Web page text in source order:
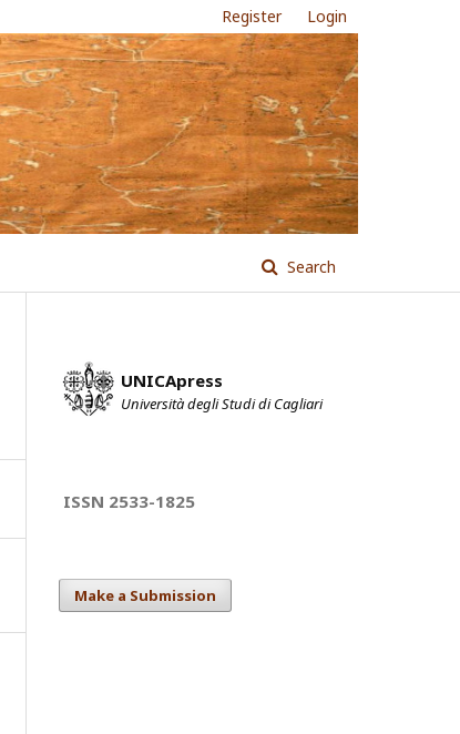
Search
Register Login
UNICApress
Università degli Studi di Cagliari
ISSN 2533-1825
Make a Submission